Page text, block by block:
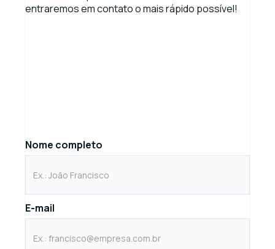
entraremos em contato o mais rápido possível!
Nome completo
E-mail